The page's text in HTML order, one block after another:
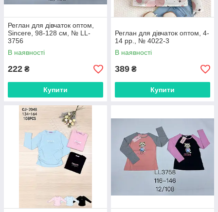
Реглан для дівчаток оптом,
Sincere, 98-128 см, № LL-
3756
В наявності
222 ₴
Купити
Реглан для дівчаток оптом, 4-
14 рр., № 4022-3
В наявності
389 ₴
Купити